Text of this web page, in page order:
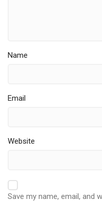
Name
Email
Website
Save my name, email, and